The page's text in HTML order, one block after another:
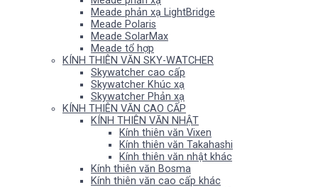
Meade phản xạ LightBridge
Meade Polaris
Meade SolarMax
Meade tổ hợp
KÍNH THIÊN VĂN SKY-WATCHER
Skywatcher cao cấp
Skywatcher Khúc xạ
Skywatcher Phản xạ
KÍNH THIÊN VĂN CAO CẤP
KÍNH THIÊN VĂN NHẬT
Kính thiên văn Vixen
Kính thiên văn Takahashi
Kính thiên văn nhật khác
Kính thiên văn Bosma
Kính thiên văn cao cấp khác